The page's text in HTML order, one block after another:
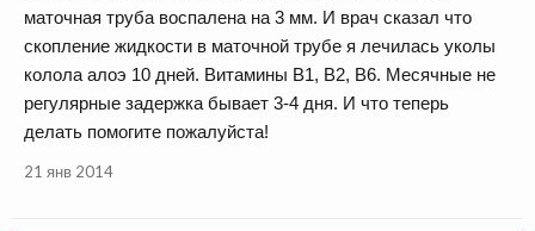
маточная труба воспалена на 3 мм. И врач сказал что
скопление жидкости в маточной трубе я лечилась уколы
колола алоэ 10 дней. Витамины В1, В2, В6. Месячные не
регулярные задержка бывает 3-4 дня. И что теперь
делать помогите пожалуйста!
21 янв 2014